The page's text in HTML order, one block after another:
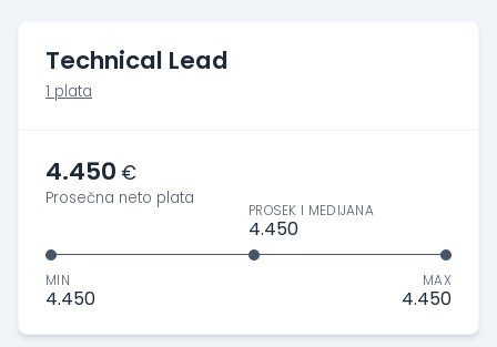
Technical Lead
1 plata
4.450 €
Prosečna neto plata
MIN
4.450
PROSEK I MEDIJANA
4.450
MAX
4.450